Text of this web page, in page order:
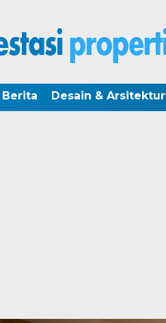
Berita Desain & Arsitektur